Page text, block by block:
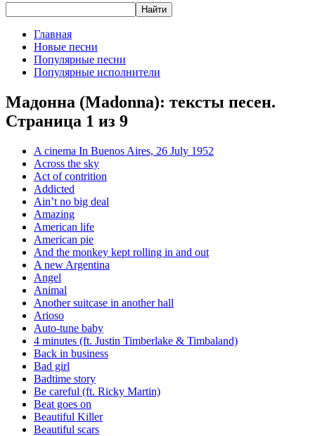
Главная
Новые песни
Популярные песни
Популярные исполнители
Мадонна (Madonna): тексты песен.
Страница 1 из 9
A сinema In Buenos Aires, 26 July 1952
Across the sky
Act of contrition
Addicted
Ain’t no big deal
Amazing
American life
American pie
And the monkey kept rolling in and out
A new Argentina
Angel
Animal
Another suitcase in another hall
Arioso
Auto-tune baby
4 minutes (ft. Justin Timberlake & Timbaland)
Back in business
Bad girl
Badtime story
Be careful (ft. Ricky Martin)
Beat goes on
Beautiful Killer
Beautiful scars